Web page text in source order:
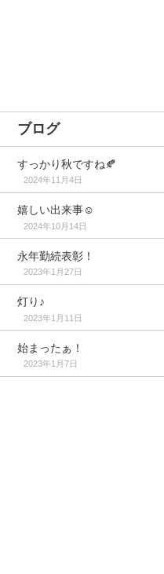
ブログ
すっかり秋ですね🍂
2024年11月4日
嬉しい出来事☺️
2024年10月14日
永年勤続表彰！
2023年1月27日
灯り♪
2023年1月11日
始まったぁ！
2023年1月7日